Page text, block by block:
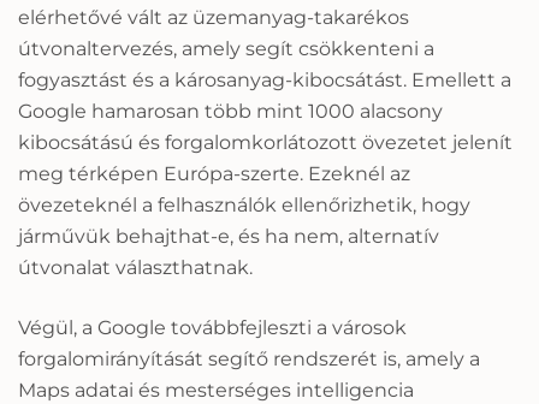
elérhetővé vált az üzemanyag-takarékos
útvonaltervezés, amely segít csökkenteni a
fogyasztást és a károsanyag-kibocsátást. Emellett a
Google hamarosan több mint 1000 alacsony
kibocsátású és forgalomkorlátozott övezetet jelenít
meg térképen Európa-szerte. Ezeknél az
övezeteknél a felhasználók ellenőrizhetik, hogy
járművük behajthat-e, és ha nem, alternatív
útvonalat választhatnak.
Végül, a Google továbbfejleszti a városok
forgalomirányítását segítő rendszerét is, amely a
Maps adatai és mesterséges intelligencia